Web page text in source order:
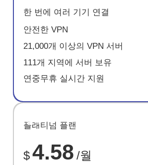
한 번에 여러 기기 연결
안전한 VPN
21,000개 이상의 VPN 서버
111개 지역에 서버 보유
연중무휴 실시간 지원
절약
67%
플래티넘 플랜
$4.58 /월